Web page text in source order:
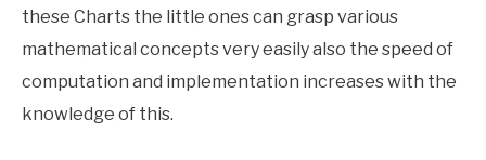
EDUCATIONAL
BENGALI WISHES
these Charts the little ones can grasp various
mathematical concepts very easily also the speed of
computation and implementation increases with the
knowledge of this.